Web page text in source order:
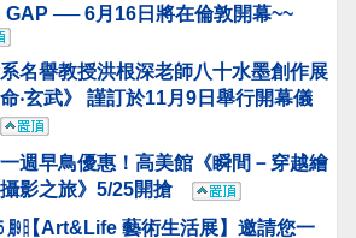
GAP ── 6月16日將在倫敦開幕~~
名譽教授洪根深老師八十水墨創作展
命‧玄武》 謹訂於11月9日舉行開幕儀
週早鳥優惠！高美館《瞬間－穿越繪
影之旅》5/25開搶
㋄㏲【Art&Life 藝術生活展】邀請您一